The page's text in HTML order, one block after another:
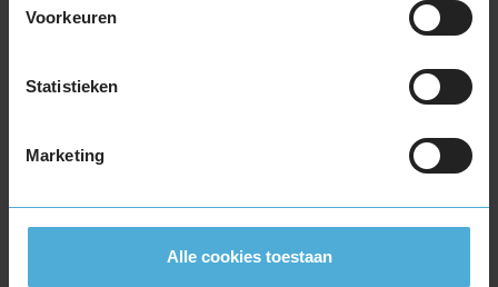
Voorkeuren
Statistieken
Marketing
Alle cookies toestaan
265/35R18 97Y EXTRALOAD
225/35R19 88Y EXTRALOAD
225/40R19 93Y EXTRALOAD
225/45R19 92T EXTRALOAD